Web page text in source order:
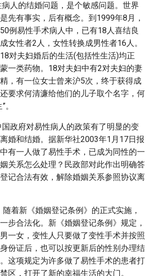
人的结婚问题，是个敏感问题。世界
先有事实，后有概念。到1999年8月，
例易性手术病人中，已有18人喜结良
女性者2人，女性转换成男性者16人。
对夫妇婚后的生活(包括性生活)均正
一类药物。18对夫妇中有2对夫妇的妻
，有一位女士曾来沪5次，终于获得成
要求何清濂给他们的儿子取个名字，何
政府对易性病人的政策有了明显的变
婚和结婚。据新华社2003年1月17日报
有一人做了易性手术，已成为同性的一
关系怎么处理？民政部对此作出明确答
记合法有效，解除婚姻关系参照协议离
着新《婚姻登记条例》的正式实施，
步合法化。新《婚姻登记条例》规定，
一女，变性人只要做了变性手术并按照
份证后，也可以按更新后的性别办理结
这项规定为许多做了易性手术的患者打
区，打开了新的幸福生活的大门。